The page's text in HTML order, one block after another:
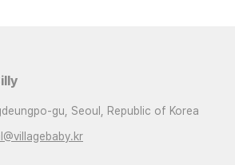
gu, Seoul, Republic of Korea